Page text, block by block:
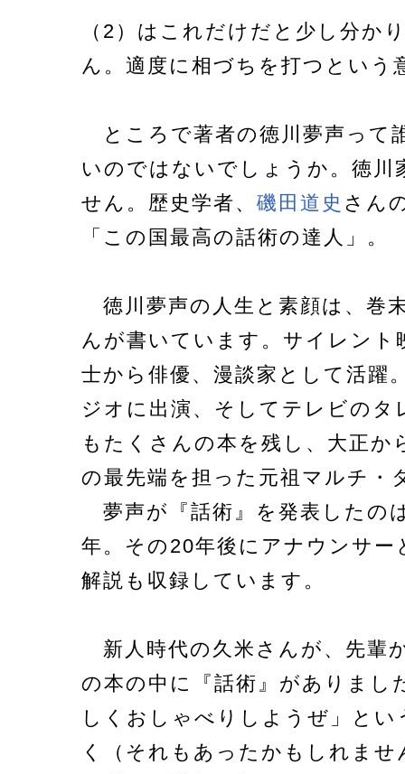
（2）はこれだけだと少し分か
ん。適度に相づちを打つという
ところで著者の徳川夢声って
いのではないでしょうか。徳川
せん。歴史学者、 磯田道史 さん
「この国最高の話術の達人」。
徳川夢声の人生と素顔は、巻
んが書いています。サイレント
士から俳優、漫談家として活躍
ジオに出演、そしてテレビのタ
もたくさんの本を残し、大正か
の最先端を担った元祖マルチ・
夢声が『話術』を発表したの
年。その20年後にアナウンサ
解説も収録しています。
新人時代の久米さんが、先輩
の本の中に『話術』がありまし
しくおしゃべりしようぜ」と
く（それもあったかもしれま